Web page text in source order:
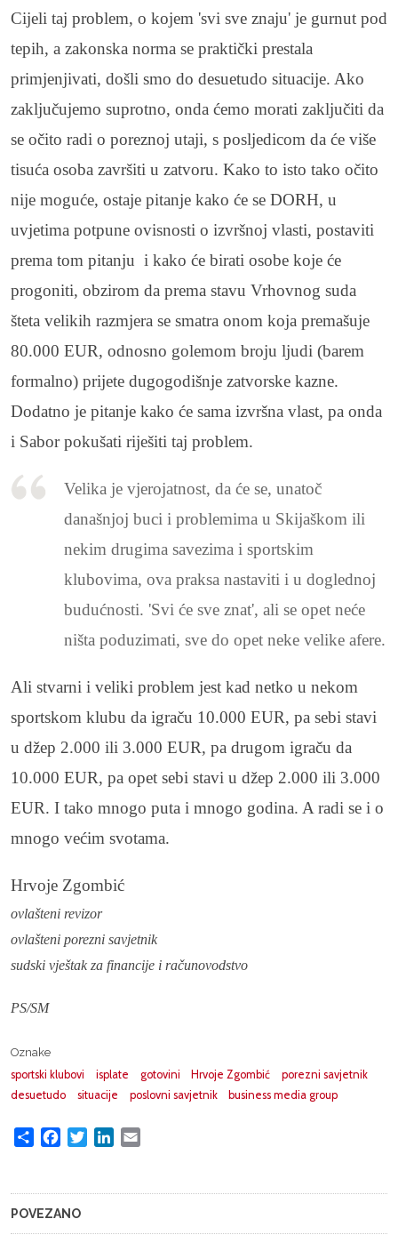
Cijeli taj problem, o kojem 'svi sve znaju' je gurnut pod
tepih, a zakonska norma se praktički prestala
primjenjivati, došli smo do desuetudo situacije. Ako
zaključujemo suprotno, onda ćemo morati zaključiti da
se očito radi o poreznoj utaji, s posljedicom da će više
tisuća osoba završiti u zatvoru. Kako to isto tako očito
nije moguće, ostaje pitanje kako će se DORH, u
uvjetima potpune ovisnosti o izvršnoj vlasti, postaviti
prema tom pitanju i kako će birati osobe koje će
progoniti, obzirom da prema stavu Vrhovnog suda
šteta velikih razmjera se smatra onom koja premašuje
80.000 EUR, odnosno golemom broju ljudi (barem
formalno) prijete dugogodišnje zatvorske kazne.
Dodatno je pitanje kako će sama izvršna vlast, pa onda
i Sabor pokušati riješiti taj problem.
Velika je vjerojatnost, da će se, unatoč
današnjoj buci i problemima u Skijaškom ili
nekim drugima savezima i sportskim
klubovima, ova praksa nastaviti i u doglednoj
budućnosti. 'Svi će sve znat', ali se opet neće
ništa poduzimati, sve do opet neke velike afere.
Ali stvarni i veliki problem jest kad netko u nekom
sportskom klubu da igraču 10.000 EUR, pa sebi stavi
u džep 2.000 ili 3.000 EUR, pa drugom igraču da
10.000 EUR, pa opet sebi stavi u džep 2.000 ili 3.000
EUR. I tako mnogo puta i mnogo godina. A radi se i o
mnogo većim svotama.
Hrvoje Zgombić
ovlašteni revizor
ovlašteni porezni savjetnik
sudski vještak za financije i računovodstvo
PS/SM
Oznake
sportski klubovi
isplate gotovini Hrvoje Zgombić
porezni savjetnik
desuetudo
situacije poslovni savjetnik business media group
Share FacebookTwitterLinkedIn
POVEZANO